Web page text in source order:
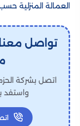
العمالة المنزلية
تواصل
اتصل بشركة
واستفد